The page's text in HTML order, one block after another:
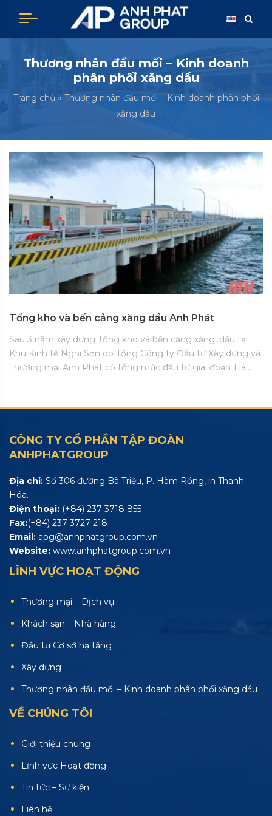
content
Thương nhân đầu mối – Kinh doanh
phân phối xăng dầu
Trang chủ » Thương nhân đầu mối – Kinh doanh phân phối
xăng dầu
Tổng kho và bến cảng xăng dầu Anh Phát
Sau 3 năm xây dựng Tổng kho và bến cảng xăng, dầu tại
Khu Kinh tế Nghi Sơn do Tổng Công ty Đầu tư Xây dựng và
Thương mại Anh Phát có tổng mức đầu tư giai đoạn 1 là…
CÔNG TY CỔ PHẦN TẬP ĐOÀN
ANHPHATGROUP
Địa chỉ: Số 306 đường Bà Triệu, P. Hàm Rồng, in Thanh
Hóa.
Điện thoại: (+84) 237 3718 855
Fax:(+84) 237 3727 218
Email: apg@anhphatgroup.com.vn
Website: www.anhphatgroup.com.vn
LĨNH VỰC HOẠT ĐỘNG
Thương mại – Dịch vụ
Khách sạn – Nhà hàng
Đầu tư Cơ sở hạ tầng
Xây dựng
Thương nhân đầu mối – Kinh doanh phân phối xăng dầu
VỀ CHÚNG TÔI
Giới thiệu chung
Lĩnh vực Hoạt động
Tin tức – Sự kiện
Liên hệ